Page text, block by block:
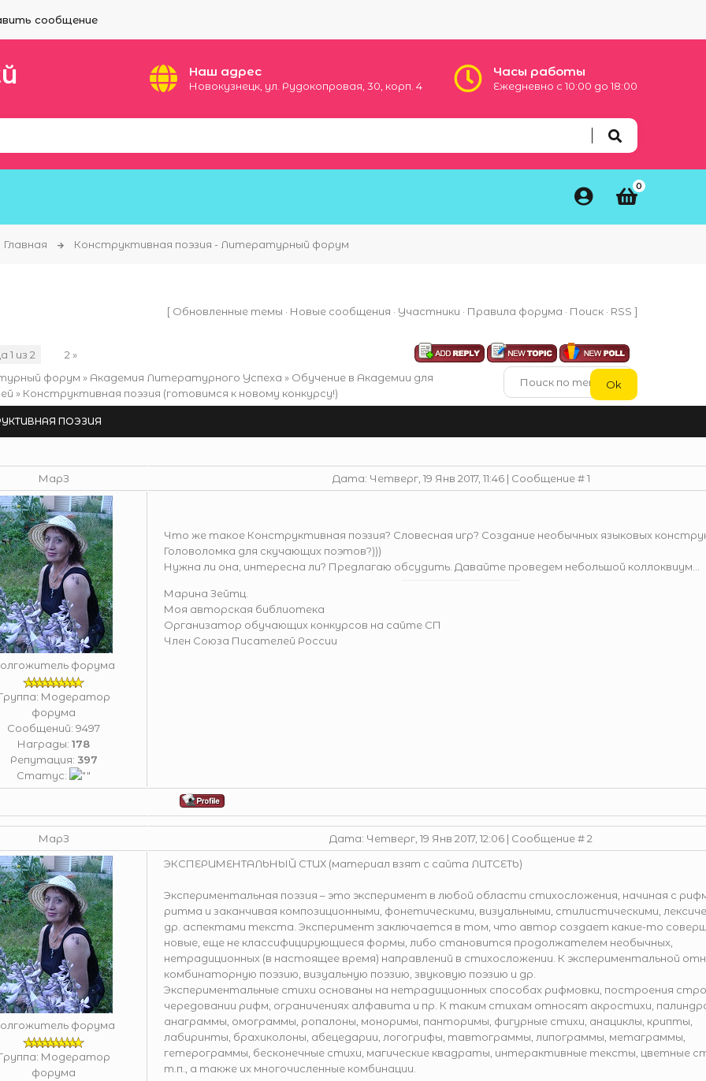
сообщение
Наш адрес
Новокузнецк, ул. Рудокопровая, 30, корп. 4
Часы работы
Ежедневно с 10:00 до 18:00
0
Главная Конструктивная поэзия - Литературный форум
[ Обновленные темы · Новые сообщения · Участники · Правила форума · Поиск · RSS ]
1 из 2 2 »
форум » Академия Литературного Успеха » Обучение в Академии для
» Конструктивная поэзия (готовимся к новому конкурсу!)
ПОЭЗИЯ
МарЗ Дата: Четверг, 19 Янв 2017, 11:46 | Сообщение #1
форума
Модератор
форума
Сообщений: 9497
Награды: 178
Репутация: 397
Статус:
Что же такое Конструктивная поэзия? Словесная игр? Создание необычных языковых
Головоломка для скучающих поэтов?)))
Нужна ли она, интересна ли? Предлагаю обсудить. Давайте проведем небольшой коллоквиум...
Марина Зейтц.
Моя авторская библиотека
Организатор обучающих конкурсов на сайте СП
Член Союза Писателей России
МарЗ Дата: Четверг, 19 Янв 2017, 12:06 | Сообщение #2
форума
Модератор
форума
ЭКСПЕРИМЕНТАЛЬНЫЙ СТИХ (материал взят с сайта ЛИТСЕТЬ)
Экспериментальная поэзия – это эксперимент в любой области стихосложения, начиная с
ритма и заканчивая композиционными, фонетическими, визуальными, стилистическими,
др. аспектами текста. Эксперимент заключается в том, что автор создает какие-то
новые, еще не классифицирующиеся формы, либо становится продолжателем необычных,
нетрадиционных (в настоящее время) направлений в стихосложении. К экспериментальной
комбинаторную поэзию, визуальную поэзию, звуковую поэзию и др.
Экспериментальные стихи основаны на нетрадиционных способах рифмовки, построения
чередовании рифм, ограничениях алфавита и пр. К таким стихам относят акростихи,
анаграммы, омограммы, ропалоны, моноримы, панторимы, фигурные стихи, анациклы, крипты,
лабиринты, брахиколоны, абецедарии, логогрифы, тавтограммы, липограммы, метаграммы,
гетерограммы, бесконечные стихи, магические квадраты, интерактивные тексты, цветные
т.п., а также их многочисленные комбинации.